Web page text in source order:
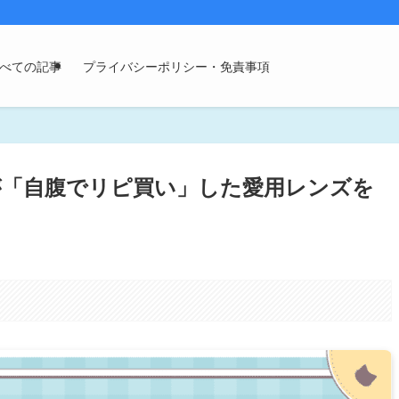
ての記事 プライバシーポリシー・免責事項
自腹でリピ買い」した愛用レンズを